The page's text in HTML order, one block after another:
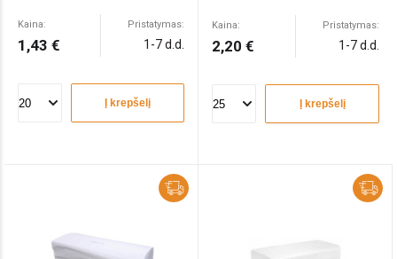
Kaina:
1,43 €
Pristatymas:
1-7 d.d.
Į krepšelį
Kaina:
2,20 €
Pristatymas:
1-7 d.d.
Į krepšelį